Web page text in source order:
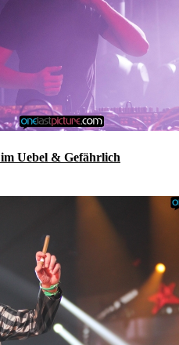
Uebel & Gefährlich